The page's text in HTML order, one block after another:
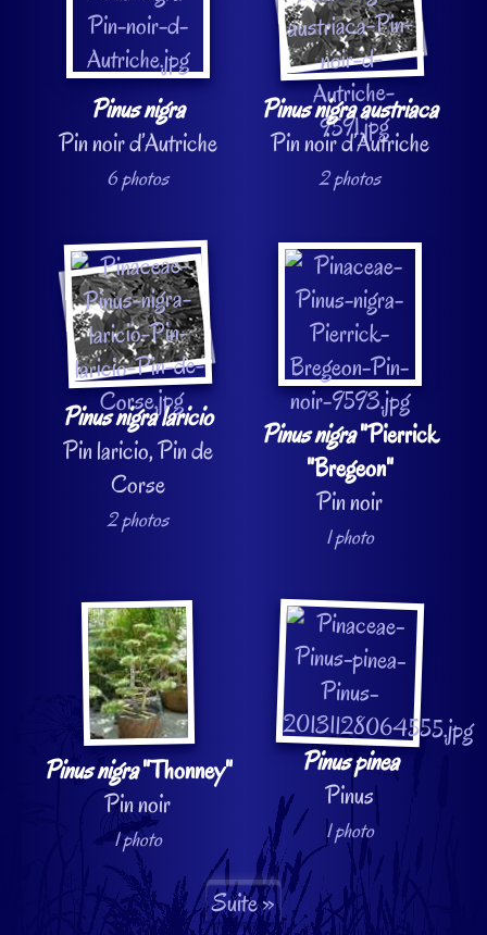
Pinus nigra
Pin noir d’Autriche
6 photos
Pinus nigra austriaca
Pin noir d’Autriche
2 photos
Pinus nigra laricio
Pin laricio, Pin de
Corse
2 photos
Pinus nigra"Pierrick
"Bregeon"
Pin noir
1 photo
Pinus nigra"Thonney"
Pin noir
1 photo
Pinus pinea
Pinus
1 photo